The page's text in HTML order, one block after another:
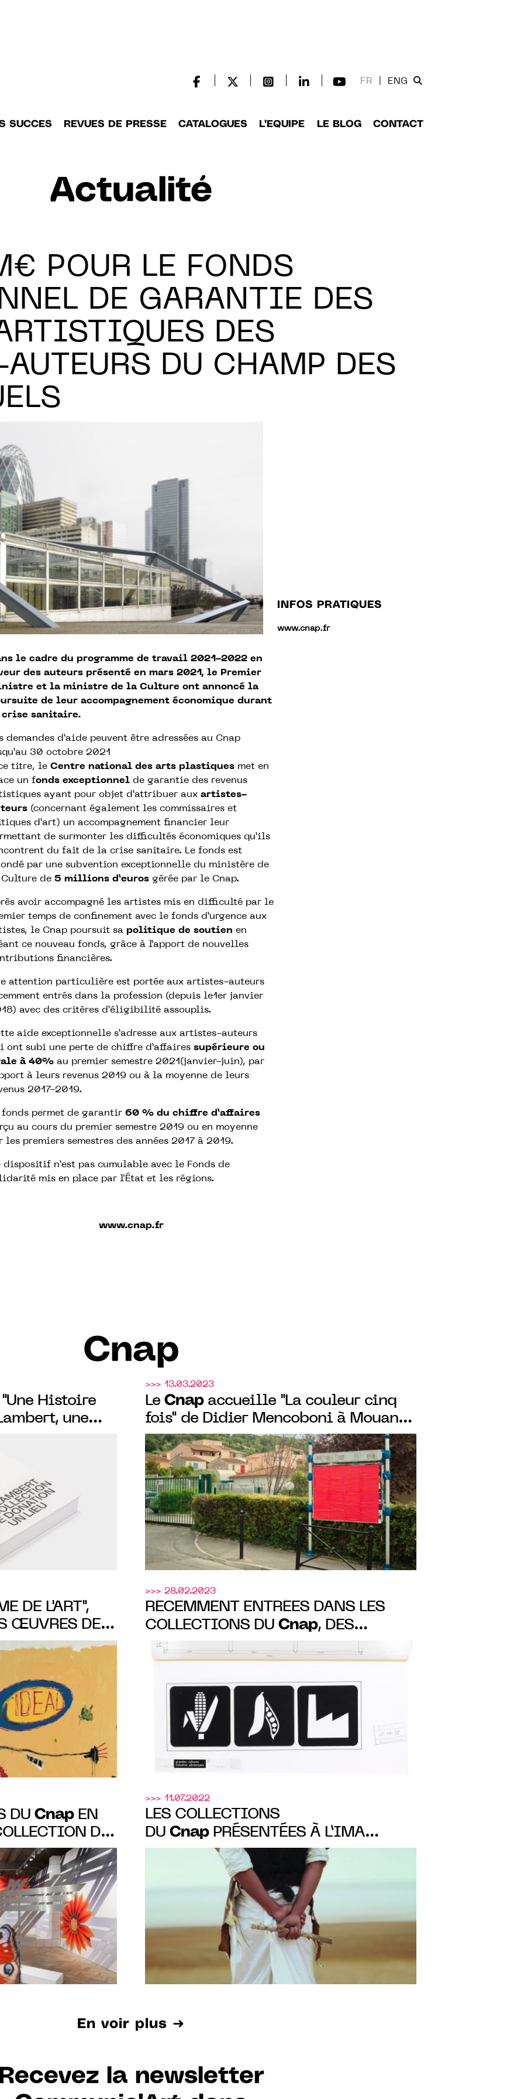
FR ENG
SUCCES REVUES DE PRESSE CATALOGUES L'EQUIPE LE BLOG CONTACT
Actualité
POUR LE FONDS
DE GARANTIE DES
DES
DU CHAMP DES
INFOS PRATIQUES
www.cnap.fr
le cadre du programme de travail 2021-2022 en
des auteurs présenté en mars 2021, le Premier
et la ministre de la Culture ont annoncé la
de leur accompagnement économique durant
sanitaire.
demandes d’aide peuvent être adressées au Cnap
30 octobre 2021
titre, le Centre national des arts plastiques met en
un fonds exceptionnel de garantie des revenus
ayant pour objet d’attribuer aux artistes-
(concernant également les commissaires et
d’art) un accompagnement financier leur
de surmonter les difficultés économiques qu’ils
du fait de la crise sanitaire. Le fonds est
par une subvention exceptionnelle du ministère de
de 5 millions d’euros gérée par le Cnap.
avoir accompagné les artistes mis en difficulté par le
temps de confinement avec le fonds d’urgence aux
le Cnap poursuit sa politique de soutien en
ce nouveau fonds, grâce à l’apport de nouvelles
financières.
attention particulière est portée aux artistes-auteurs
entrés dans la profession (depuis le1er janvier
avec des critères d’éligibilité assouplis.
aide exceptionnelle s’adresse aux artistes-auteurs
ont subi une perte de chiffre d’affaires supérieure ou
à 40% au premier semestre 2021(janvier-juin), par
à leurs revenus 2019 ou à la moyenne de leurs
2017-2019.
fonds permet de garantir 60 % du chiffre d’affaires
au cours du premier semestre 2019 ou en moyenne
les premiers semestres des années 2017 à 2019.
dispositif n’est pas cumulable avec le Fonds de
mis en place par l'État et les régions.
www.cnap.fr
Cnap
Histoire
une
Lambert
>>> 13.03.2023
Le Cnapaccueille "La couleur cinq
fois" de Didier Mencoboni à Mouans-
Sartoux, jusqu'au 4 avril 2023
DE L'ART",
ŒUVRES DE
LAMBERT,
LA
AVIGNON DU
>>> 28.02.2023
RÉCEMMENT ENTRÉES DANS LES
COLLECTIONS DU Cnap, DES
ŒUVRES DE JEAN WIDMER
EXPOSÉES À L’ESPACE DE L’ART
CONCRET À MOUANS-SARTOUX du
14 janvier au 9 avril 2023
DU CnapEN
DU
LE 29 JANV.
>>> 11.07.2022
LES COLLECTIONS
DU CnapPRÉSENTÉES À L’IMA
TOURCOING DANS L’EXPOSITION
"LES SENTINELLES", DU 17.09.2022
AU 12.02.2023
En voir plus ➜
Recevez la newsletter